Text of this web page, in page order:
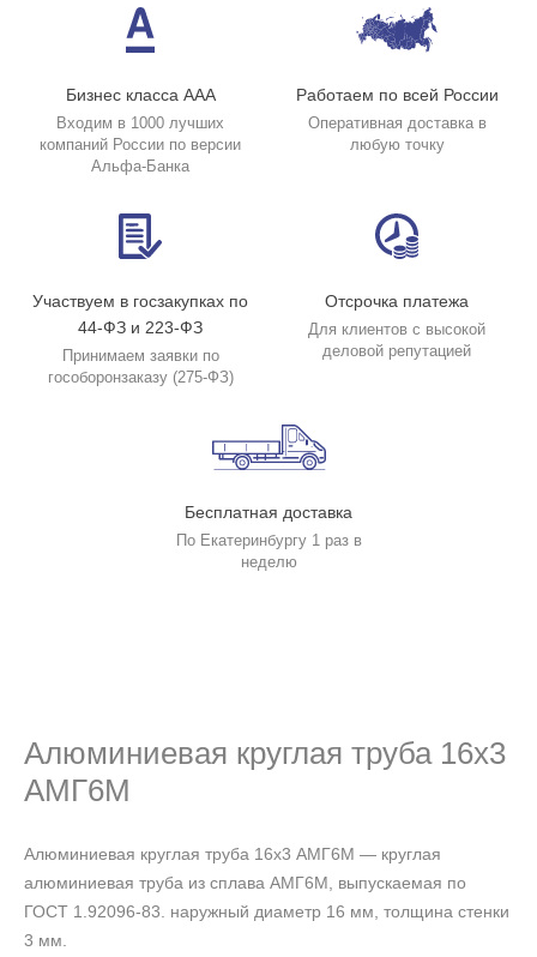
Бизнес класса ААА
Входим в 1000 лучших
компаний России по версии
Альфа-Банка
Работаем по всей России
Оперативная доставка в
любую точку
Участвуем в госзакупках по
44-ФЗ и 223-ФЗ
Принимаем заявки по
гособоронзаказу (275-ФЗ)
Отсрочка платежа
Для клиентов с высокой
деловой репутацией
Бесплатная доставка
По Екатеринбургу 1 раз в
неделю
Алюминиевая круглая труба 16х3
АМГ6М
Алюминиевая круглая труба 16х3 АМГ6М — круглая
алюминиевая труба из сплава АМГ6М, выпускаемая по
ГОСТ 1.92096-83. наружный диаметр 16 мм, толщина стенки
3 мм.